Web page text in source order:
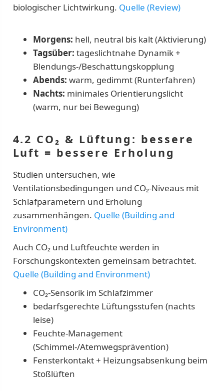
biologischer Lichtwirkung. Quelle (Review)
Morgens: hell, neutral bis kalt (Aktivierung)
Tagsüber: tageslichtnahe Dynamik +
Blendungs-/Beschattungskopplung
Abends: warm, gedimmt (Runterfahren)
Nachts: minimales Orientierungslicht
(warm, nur bei Bewegung)
4.2 CO₂ & Lüftung: bessere
Luft = bessere Erholung
Studien untersuchen, wie
Ventilationsbedingungen und CO₂-Niveaus mit
Schlafparametern und Erholung
zusammenhängen. Quelle (Building and
Environment)
Auch CO₂ und Luftfeuchte werden in
Forschungskontexten gemeinsam betrachtet.
Quelle (Building and Environment)
CO₂-Sensorik im Schlafzimmer
bedarfsgerechte Lüftungsstufen (nachts
leise)
Feuchte-Management
(Schimmel-/Atemwegsprävention)
Fensterkontakt + Heizungsabsenkung beim
Stoßlüften